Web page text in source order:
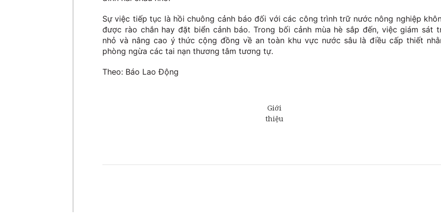
Sự việc tiếp tục là hồi chuông cảnh báo đối với các công trình trữ nước nông nghiệp
được rào chắn hay đặt biển cảnh báo. Trong bối cảnh mùa hè sắp đến, việc giám sát
nhỏ và nâng cao ý thức cộng đồng về an toàn khu vực nước sâu là điều cấp thiết
phòng ngừa các tai nạn thương tâm tương tự.
Theo: Báo Lao Động